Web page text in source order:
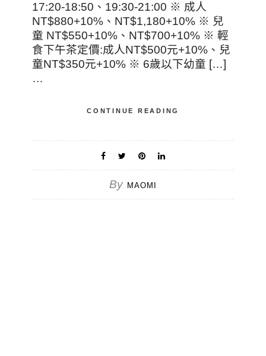
17:20-18:50、19:30-21:00 ※ 成人
NT$880+10%、NT$1,180+10% ※ 兒
童 NT$550+10%、NT$700+10% ※ 輕
食下午茶定價:成人NT$500元+10%、兒
童NT$350元+10% ※ 6歲以下幼童 […]
…
CONTINUE READING
By MAOMI